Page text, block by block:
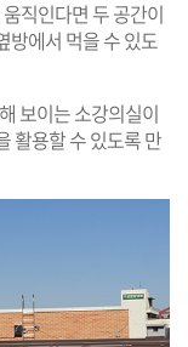
직인다면 두 공간이
방에서 먹을 수 있도
보이는 소강의실이
활용할 수 있도록 만